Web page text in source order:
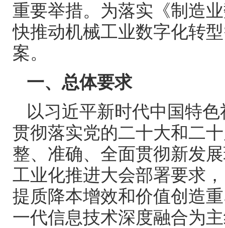
重要举措。为落实《制造
快推动机械工业数字化转
案。
一、总体要求
以习近平新时代中国特
贯彻落实党的二十大和二
整、准确、全面贯彻新发
工业化推进大会部署要求
提质降本增效和价值创造
一代信息技术深度融合为